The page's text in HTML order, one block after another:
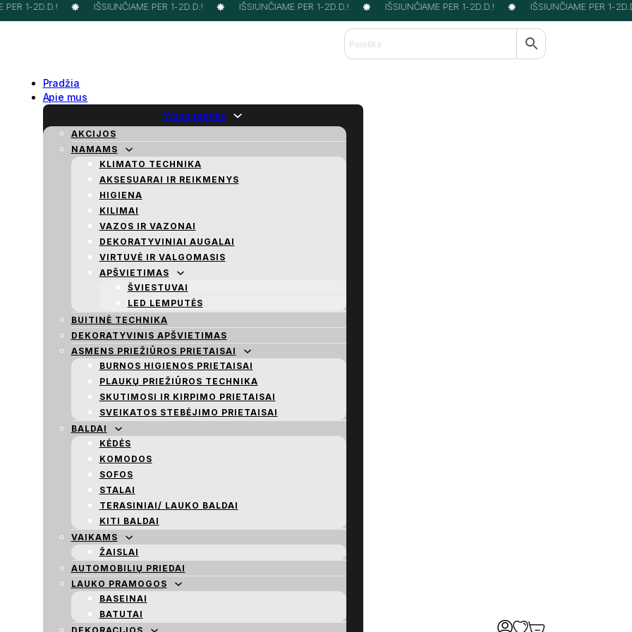
1-2D.D.! IŠSIUNČIAME PER 1-2D.D.! IŠSIUNČIAME PER 1-2D.D.! IŠSIUNČIAME PER 1-2D.D.! IŠSIUNČIAME PER 1-
Pradžia
Apie mus
Visos prekės
AKCIJOS
NAMAMS
KLIMATO TECHNIKA
AKSESUARAI IR REIKMENYS
HIGIENA
KILIMAI
VAZOS IR VAZONAI
DEKORATYVINIAI AUGALAI
VIRTUVĖ IR VALGOMASIS
APŠVIETIMAS
ŠVIESTUVAI
LED LEMPUTĖS
BUITINĖ TECHNIKA
DEKORATYVINIS APŠVIETIMAS
ASMENS PRIEŽIŪROS PRIETAISAI
BURNOS HIGIENOS PRIETAISAI
PLAUKŲ PRIEŽIŪROS TECHNIKA
SKUTIMOSI IR KIRPIMO PRIETAISAI
SVEIKATOS STEBĖJIMO PRIETAISAI
BALDAI
KĖDĖS
KOMODOS
SOFOS
STALAI
TERASINIAI/ LAUKO BALDAI
KITI BALDAI
VAIKAMS
ŽAISLAI
AUTOMOBILIŲ PRIEDAI
LAUKO PRAMOGOS
BASEINAI
BATUTAI